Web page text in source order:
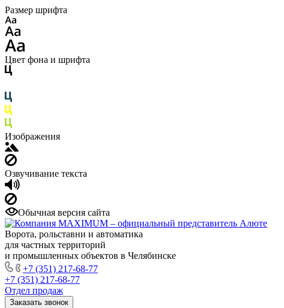
Размер шрифта
Цвет фона и шрифта
Изображения
Озвучивание текста
Обычная версия сайта
Ворота, рольставни и автоматика
для частных территорий
и промышленных объектов в Челябинске
+7 (351) 217-68-77
+7 (351) 217-68-77
Отдел продаж
Заказать звонок